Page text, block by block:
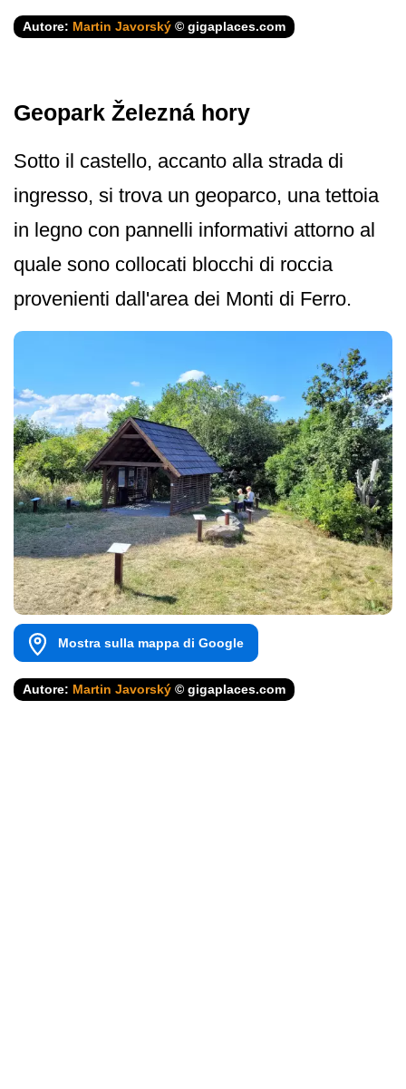
Autore: Martin Javorský © gigaplaces.com
Geopark Železná hory
Sotto il castello, accanto alla strada di
ingresso, si trova un geoparco, una tettoia
in legno con pannelli informativi attorno al
quale sono collocati blocchi di roccia
provenienti dall'area dei Monti di Ferro.
Mostra sulla mappa di Google
Autore: Martin Javorský © gigaplaces.com